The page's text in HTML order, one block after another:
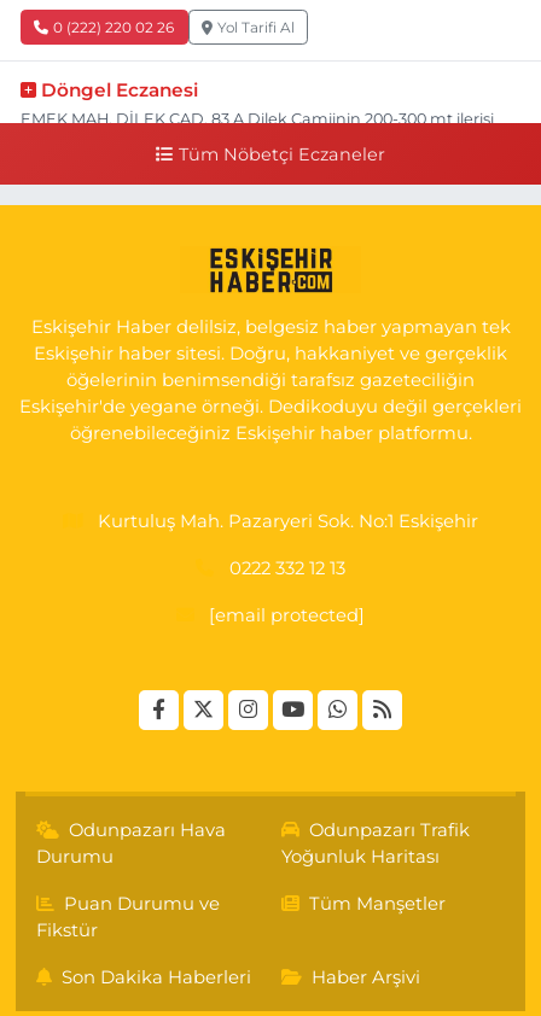
0 (222) 220 02 26 Yol Tarifi Al
Döngel Eczanesi
EMEK MAH. DİLEK CAD. 83 A Dilek Camiinin 200-300 mt ilerisi
İSTİKLAL MAH. ŞAİR FUZULİ CAD. NO:35 A HAVA HASTANESİ
KARŞI KÖŞESİ ŞAİR FUZULİ AİLE SAĞLIĞI MERKEZİ KARŞISI
0 (222) 230 11 31 Yol Tarifi Al
Tüm Nöbetçi Eczaneler
Eskişehir Haber delilsiz, belgesiz haber yapmayan tek
Eskişehir haber sitesi. Doğru, hakkaniyet ve gerçeklik
öğelerinin benimsendiği tarafsız gazeteciliğin
Eskişehir'de yegane örneği. Dedikoduyu değil gerçekleri
öğrenebileceğiniz Eskişehir haber platformu.
Kurtuluş Mah. Pazaryeri Sok. No:1 Eskişehir
0222 332 12 13
[email protected]
Odunpazarı Hava
Durumu
Odunpazarı Trafik
Yoğunluk Haritası
Puan Durumu ve
Fikstür
Tüm Manşetler
Son Dakika Haberleri Haber Arşivi